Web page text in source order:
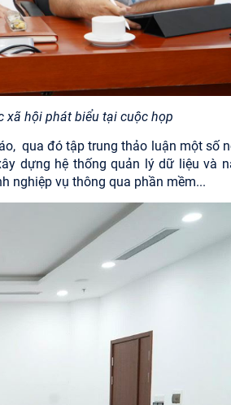
xã hội phát biểu tại cuộc họp
qua đótập trung thảo luận một số
dựng hệ thống quản lý dữ liệu và
nghiệp vụ thông qua phần mềm...